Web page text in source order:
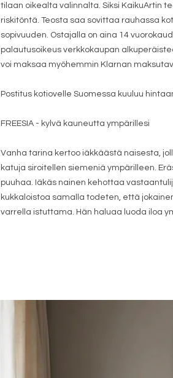
tilaan oikealta valinnalta. Siksi KaikuArtin
riskitöntä. Teosta saa sovittaa rauhassa
sopivuuden. Ostajalla on aina 14
palautusoikeus verkkokaupan
voi maksaa myöhemmin Klarnan
Postitus kotiovelle Suomessa kuuluu
FREESIA - kylvä kauneutta ympärillesi
Vanha tarina kertoo iäkkäästä naisesta,
katuja siroitellen siemeniä ympärilleen.
puuhaa. Iäkäs nainen kehottaa
kukkaloistoa samalla todeten, että
varrella istuttama. Hän haluaa luoda iloa